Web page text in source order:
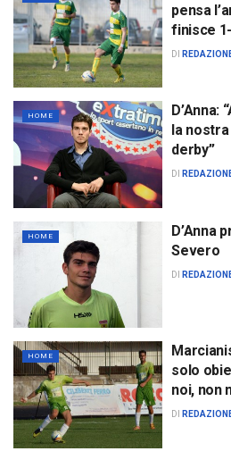
pensa
finisce
DI
HOME
la
derby”
DI
HOME
D’Anna
Severo
DI
HOME
solo
noi, non
DI